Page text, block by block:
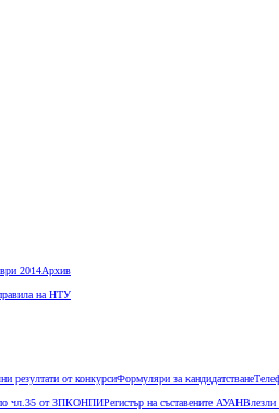
2014Архив
на НТУ
резултати от конкурсиФормуляри за кандидатстване
по чл.35 от ЗПКОНПИРегистър на съставените АУАНВлезли